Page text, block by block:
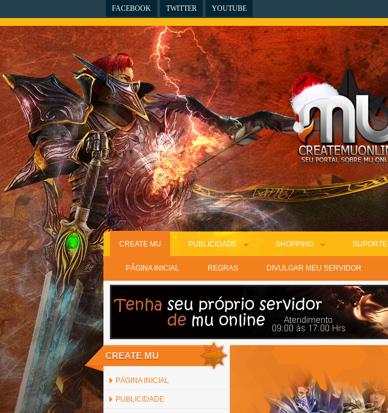
FACEBOOK TWITTER YOUTUBE
CREATE MU
PÁGINA INICIAL REGRAS DIVULGAR MEU SERVIDOR
PUBLICIDADE SHOPPING SUPORTE
PUBLICIDADE 728X90
CREATE MU
PÁGINA INICIAL
PUBLICIDADE